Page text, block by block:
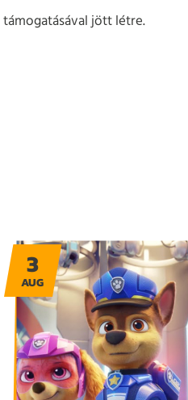
támogatásával jött létre.
3
AUG